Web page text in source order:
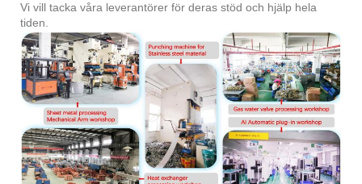
Vi vill tacka våra leverantörer för deras stöd och hjälp hela
tiden.